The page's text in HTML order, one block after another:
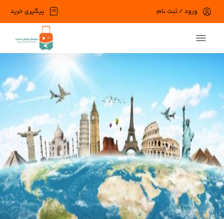
پیگیری خرید ورود / ثبت نام